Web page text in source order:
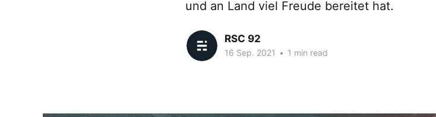
und an Land viel Freude bereitet hat.
RSC 92
16 Sep. 2021 • 1 min read